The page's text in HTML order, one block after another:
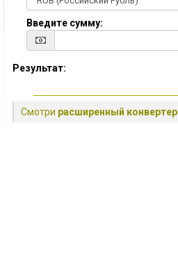
Введите сумму:
Результат:
Смотри расширенный конвертер